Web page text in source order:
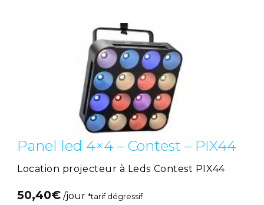
Panel led 4×4 – Contest – PIX44
Location projecteur à Leds Contest PIX44
50,40€ /jour *tarif dégressif